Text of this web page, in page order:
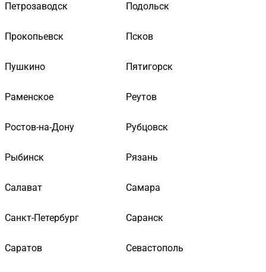
Петрозаводск Подольск
Прокопьевск Псков
Пушкино Пятигорск
Раменское Реутов
Ростов-на-Дону Рубцовск
Рыбинск Рязань
Салават Самара
Санкт-Петербург Саранск
Саратов Севастополь